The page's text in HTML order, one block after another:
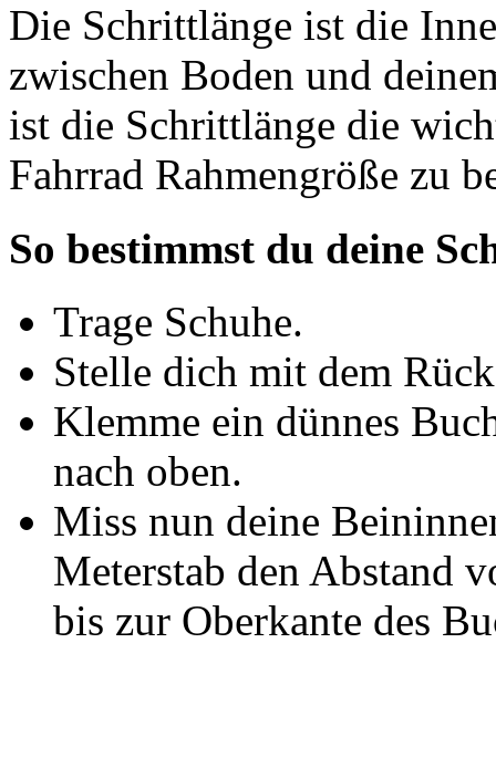
Die Schrittlänge ist die
zwischen Boden und
ist die Schrittlänge die
Fahrrad Rahmengröße zu
So bestimmst du deine
Trage Schuhe.
Stelle dich mit dem
Klemme ein dünnes
nach oben.
Miss nun deine
Meterstab den Abstand
bis zur Oberkante des